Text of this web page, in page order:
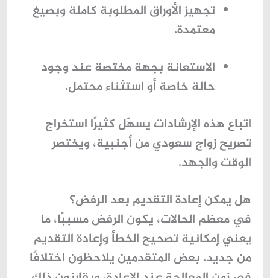
تجهيز الأوراق المطلوبة كاملة وبصيغ
معتمدة.
الاستعانة بجهة مختصة عند وجود
حالة خاصة أو استثناء محتمل.
اتباع هذه الإرشادات يسهّل كثيرًا استخراج
تصريح زواج سعودي من أجنبية، ويختصر
الوقت والجهد.
هل يمكن إعادة التقديم بعد الرفض؟
في معظم الحالات، يكون الرفض مسببًا، ما
يعني إمكانية تصحيح الخطأ وإعادة التقديم
من جديد. بعض المتقدمين يلاحظون اختلافًا